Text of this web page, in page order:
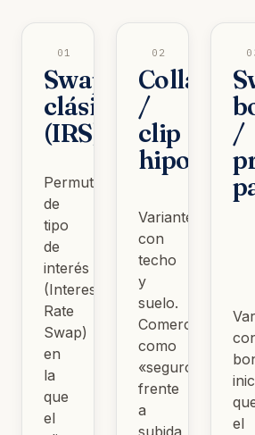
01
Swap
clásico
(IRS)
Permuta
de
tipo
de
interés
(Interest
Rate
Swap)
en
la
que
el
02
Collar
/
clip
Variantes
con
techo
y
suelo.
Comercializadas
como
«seguro»
frente
a
subida
/
el